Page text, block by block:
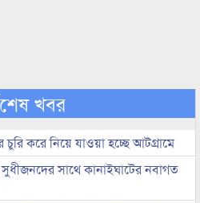
খবর
করে নিয়ে যাওয়া হচ্ছে আটগ্রামে
সাথে কানাইঘাটের নবাগত